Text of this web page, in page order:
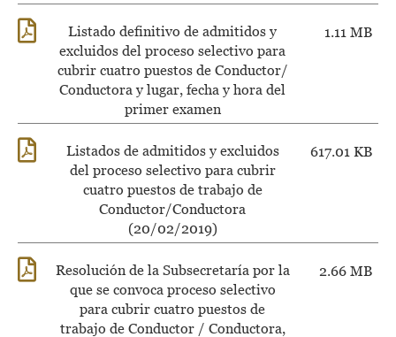
Listado definitivo de admitidos y
excluidos del proceso selectivo para
cubrir cuatro puestos de Conductor/
Conductora y lugar, fecha y hora del
primer examen
1.11 MB
Listados de admitidos y excluidos
del proceso selectivo para cubrir
cuatro puestos de trabajo de
Conductor/Conductora
(20/02/2019)
617.01 KB
Resolución de la Subsecretaría por la
que se convoca proceso selectivo
para cubrir cuatro puestos de
trabajo de Conductor / Conductora,
2.66 MB